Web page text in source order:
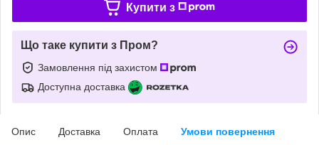
Купити з
Що таке купити з Пром?
Замовлення під захистом
Доступна доставка
Опис Доставка Оплата Умови повернення